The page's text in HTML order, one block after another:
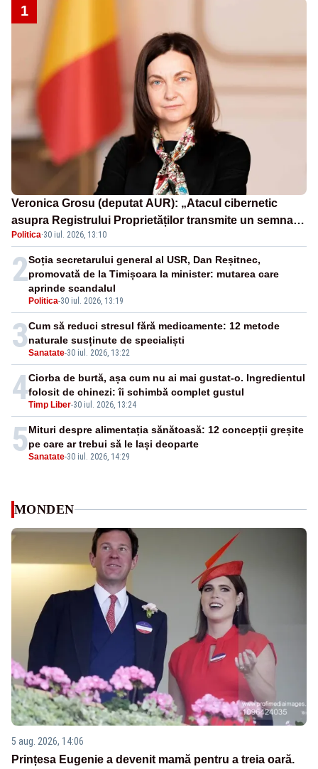
1
Veronica Grosu (deputat AUR): „Atacul cibernetic
asupra Registrului Proprietăților transmite un semnal
de neîncredere investitorilor”
Politica·30 iul. 2026, 13:10
2
Politica-30 iul. 2026, 13:19
Soția secretarului general al USR, Dan Reșitnec,
promovată de la Timișoara la minister: mutarea care
aprinde scandalul
3Sanatate-30 iul. 2026, 13:22
Cum să reduci stresul fără medicamente: 12 metode
naturale susținute de specialiști
4Timp Liber-30 iul. 2026, 13:24
Ciorba de burtă, așa cum nu ai mai gustat-o. Ingredientul
folosit de chinezi: îi schimbă complet gustul
5Sanatate-30 iul. 2026, 14:29
Mituri despre alimentația sănătoasă: 12 concepții greșite
pe care ar trebui să le lași deoparte
MONDEN
5 aug. 2026, 14:06
Prințesa Eugenie a devenit mamă pentru a treia oară.